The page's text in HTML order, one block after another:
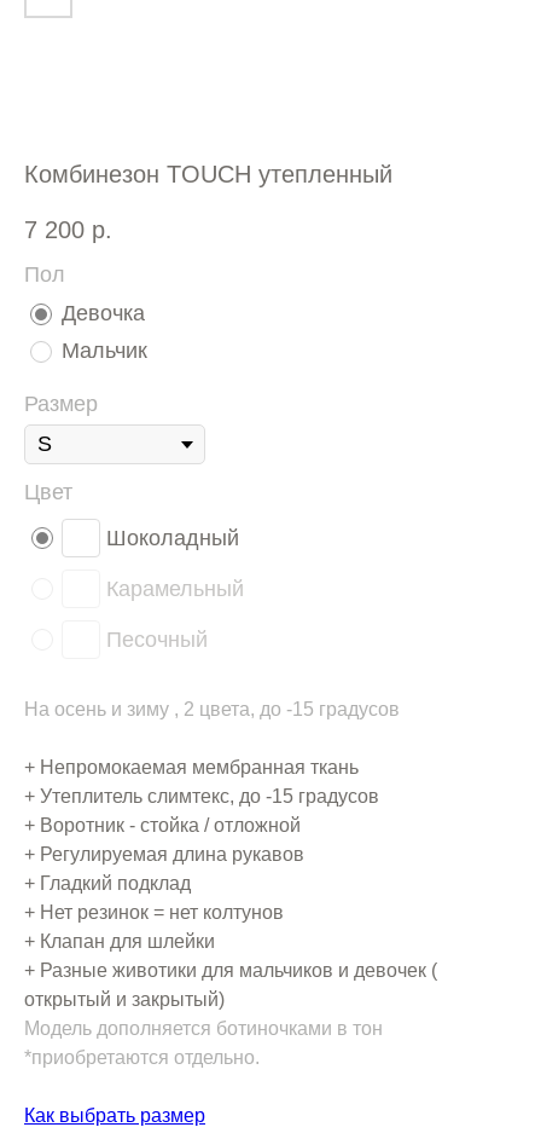
Комбинезон TOUCH утепленный
7 200 р.
Пол
Девочка
Мальчик
Размер
Цвет
Шоколадный
Карамельный
Песочный
На осень и зиму , 2 цвета, до -15 градусов
+ Непромокаемая мембранная ткань
+ Утеплитель слимтекс, до -15 градусов
+ Воротник - стойка / отложной
+ Регулируемая длина рукавов
+ Гладкий подклад
+ Нет резинок = нет колтунов
+ Клапан для шлейки
+ Разные животики для мальчиков и девочек (
открытый и закрытый)
Модель дополняется ботиночками в тон
*приобретаются отдельно.
Как выбрать размер